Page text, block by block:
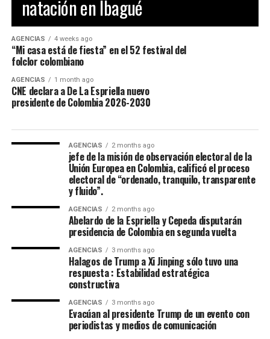
“Acabó la campaña”
El presidente electo de Colombia, Abelardo de la
Espriella, calificó de “positivo” el mensaje de
reconocimiento a su victoria en las urnas hecho por el
senador Iván Cepeda, aseguró que “tomó nota” de su
mensaje, sostuvo que la campaña terminó y que era hora
de “unir esfuerzos”.
“El presidente electo gobernará en beneficio de todos
los colombianos, sin distinción alguna y sin importar
por quién hayan votado. Su propósito es trabajar por la
unidad nacional, con el pueblo y para el pueblo”,
puntualizó un comunicado de la oficina de prensa de de
oposición y las manifestaciones pacíficas, siempre que
sean dentro del marco de la Constitución y la ley. “La
campaña electoral ha terminado. Es momento de unir
esfuerzos alrededor de los grandes desafíos del país. Los
verdaderos enemigos de Colombia son la delincuencia, la
corrupción y todas aquellas estructuras que durante los
últimos años debilitaron la seguridad, la
institucionalidad y la confianza de los ciudadanos”,
destacó el nuevo mandatario.
natación en Ibagué
AGENCIAS 4 weeks ago
“Mi casa está de fiesta” en el 52 festival del
folclor colombiano
AGENCIAS 1 month ago
CNE declara a De La Espriella nuevo
presidente de Colombia 2026-2030
AGENCIAS 2 months ago
jefe de la misión de observación electoral de la
Unión Europea en Colombia, calificó el proceso
electoral de “ordenado, tranquilo, transparente
y fluido”.
AGENCIAS 2 months ago
Abelardo de la Espriella y Cepeda disputarán
presidencia de Colombia en segunda vuelta
AGENCIAS 3 months ago
Halagos de Trump a Xi Jinping sólo tuvo una
respuesta : Estabilidad estratégica
constructiva
AGENCIAS 3 months ago
Evacúan al presidente Trump de un evento con
periodistas y medios de comunicación